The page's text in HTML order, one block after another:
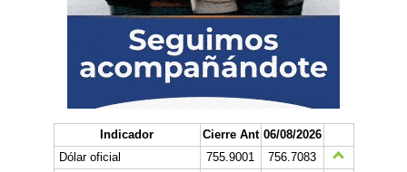
Indicador Cierre Ant 06/08/2026
Dólar oficial
755.9001
756.7083